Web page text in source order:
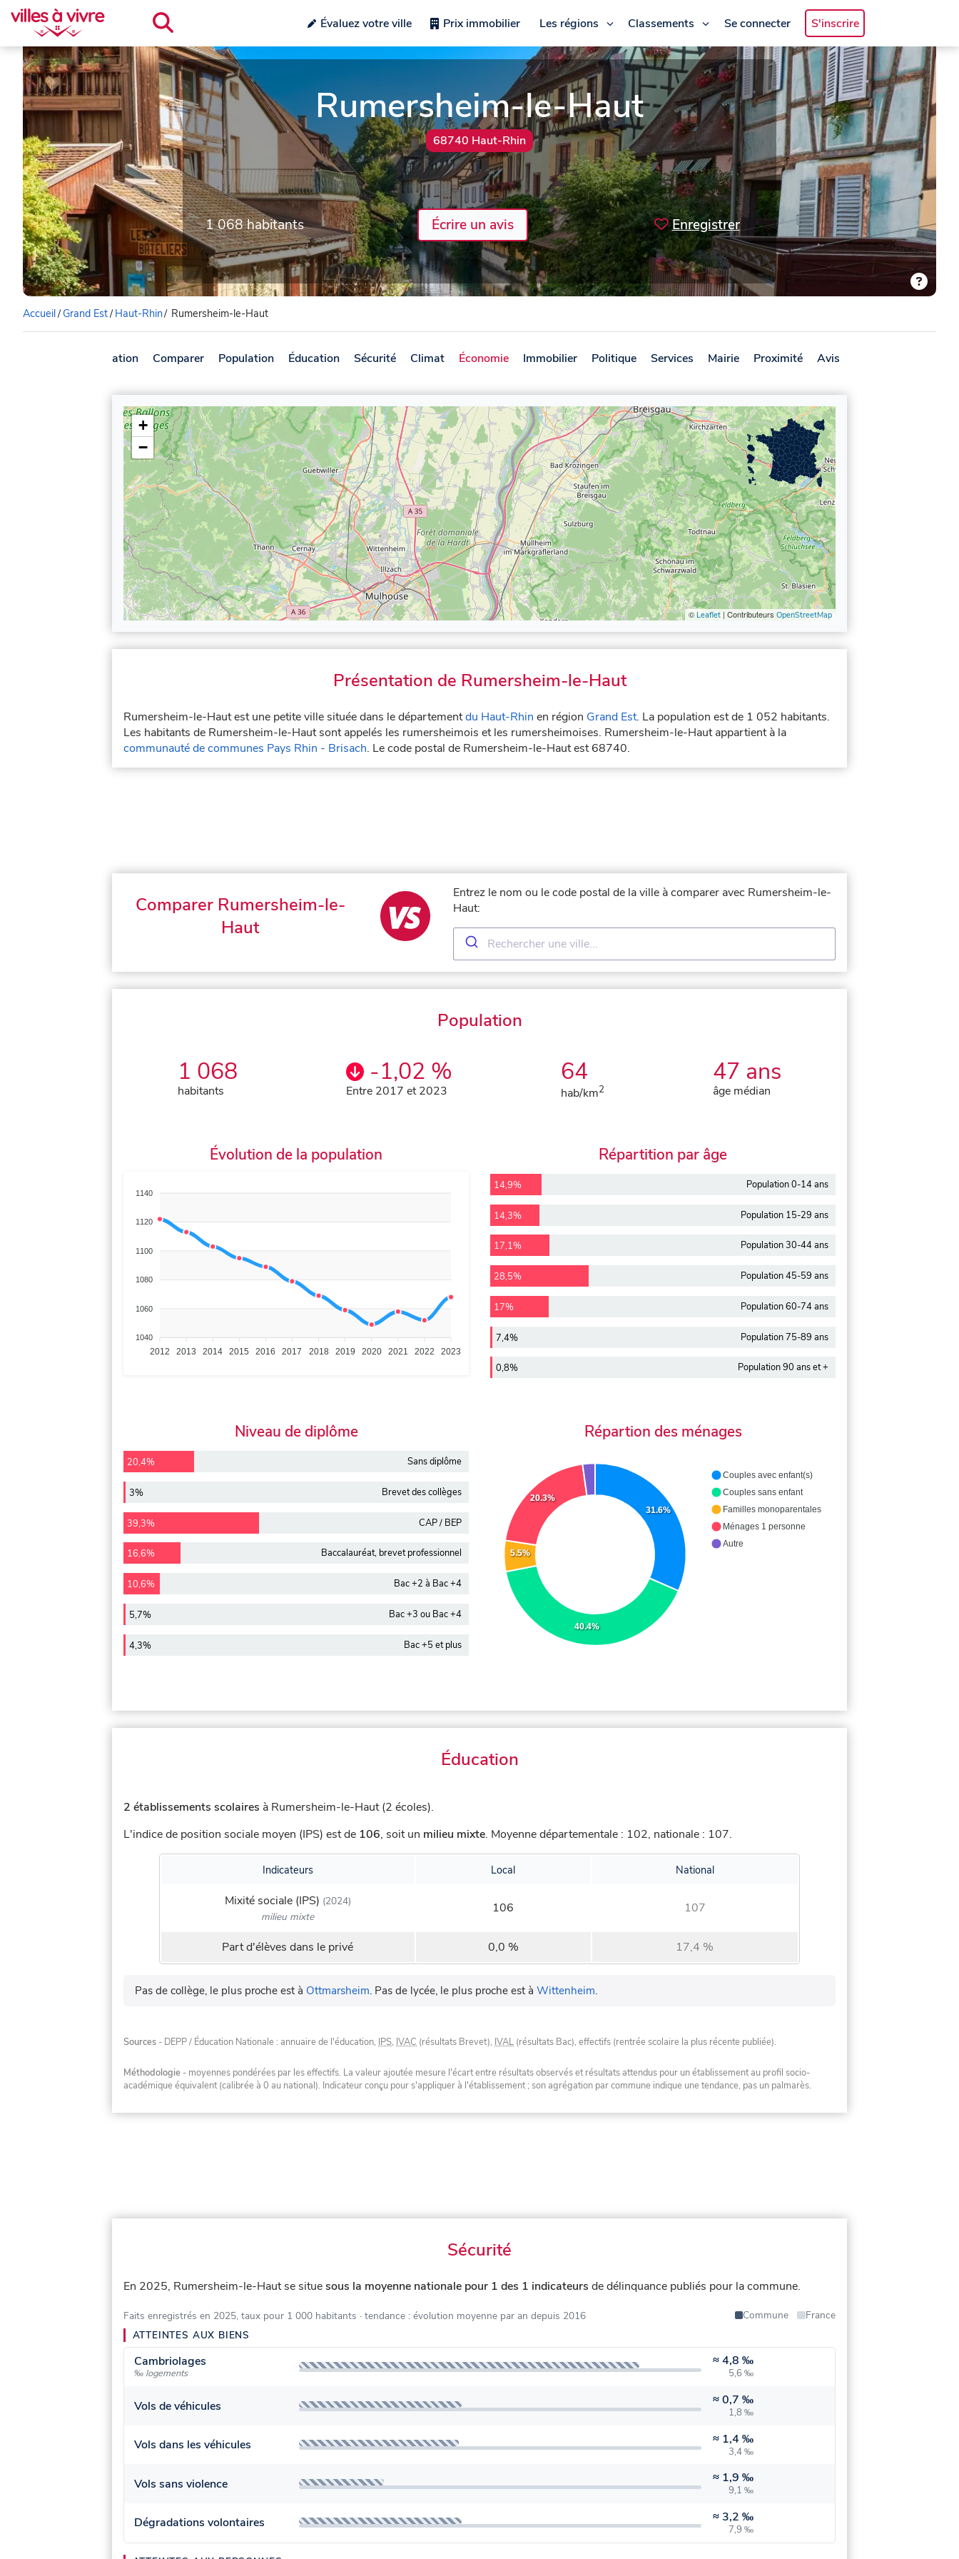
Évaluez votre ville Prix immobilier Les régions Classements Se connecter S'inscrire
Rumersheim-le-Haut
68740 Haut-Rhin
1 068 habitants Écrire un avis Enregistrer
Accueil/Grand Est/ Haut-Rhin/ Rumersheim-le-Haut
Présentation Comparer Population Éducation Sécurité Climat Économie Immobilier Politique Services Mairie Proximité Avis
+
−
© Leaflet | Contributeurs OpenStreetMap
Présentation de Rumersheim-le-Haut
Rumersheim-le-Haut est une petite ville située dans le départementdu Haut-Rhin en région Grand Est. La population est de 1 052 habitants.
Les habitants de Rumersheim-le-Haut sont appelés les rumersheimois et les rumersheimoises. Rumersheim-le-Haut appartient à la
communauté de communes Pays Rhin - Brisach. Le code postal de Rumersheim-le-Haut est 68740.
Comparer Rumersheim-le-
Haut
Entrez le nom ou le code postal de la ville à comparer avec Rumersheim-le-
Haut:
Population
1 068
habitants
-1,02 %
Entre 2017 et 2023
64
hab/km2
47 ans
âge médian
Évolution de la population
1140
1120
1100
1080
1060
1040
2012 2013 2014 2015 2016 2017 2018 2019 2020 2021 2022 2023
Répartition par âge
14,9% Population 0-14 ans
14,3% Population 15-29 ans
17,1% Population 30-44 ans
28,5% Population 45-59 ans
17% Population 60-74 ans
7,4% Population 75-89 ans
0,8% Population 90 ans et +
Niveau de diplôme
20,4% Sans diplôme
3% Brevet des collèges
39,3% CAP / BEP
16,6% Baccalauréat, brevet professionnel
10,6% Bac +2 à Bac +4
5,7% Bac +3 ou Bac +4
4,3% Bac +5 et plus
Répartion des ménages
31.6%
40.4%
5.5%
20.3%
Couples avec enfant(s)
Couples sans enfant
Familles monoparentales
Ménages 1 personne
Autre
Éducation
2 établissements scolaires à Rumersheim-le-Haut (2 écoles).
L'indice de position sociale moyen (IPS) est de 106, soit un milieu mixte. Moyenne départementale : 102, nationale : 107.
Indicateurs Local National
Mixité sociale (IPS) (2024)
milieu mixte
106 107
Part d'élèves dans le privé 0,0 % 17,4 %
Pas de collège, le plus proche est à Ottmarsheim. Pas de lycée, le plus proche est à Wittenheim.
Sources - DEPP / Éducation Nationale : annuaire de l'éducation, IPS, IVAC (résultats Brevet), IVAL (résultats Bac), effectifs (rentrée scolaire la plus récente publiée).
Méthodologie - moyennes pondérées par les effectifs. La valeur ajoutée mesure l'écart entre résultats observés et résultats attendus pour un établissement au profil socio-
académique équivalent (calibrée à 0 au national). Indicateur conçu pour s'appliquer à l'établissement ; son agrégation par commune indique une tendance, pas un palmarès.
Sécurité
En 2025, Rumersheim-le-Haut se situesous la moyenne nationale pour 1 des 1 indicateurs de délinquance publiés pour la commune.
Faits enregistrés en 2025, taux pour 1 000 habitants · tendance : évolution moyenne par an depuis 2016 Commune
France
ATTEINTES AUX BIENS
Cambriolages
‰ logements
≈4,8 ‰
5,6 ‰
Vols de véhicules ≈0,7 ‰
1,8 ‰
Vols dans les véhicules ≈ 1,4 ‰
3,4 ‰
Vols sans violence ≈ 1,9 ‰
9,1 ‰
Dégradations volontaires ≈ 3,2 ‰
7,9 ‰